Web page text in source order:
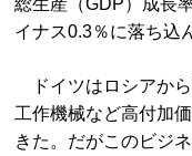
総生産（GDP）成長
イナス0.3％に落ち込
ドイツはロシアか
工作機械など高付加
きた。だがこのビジ